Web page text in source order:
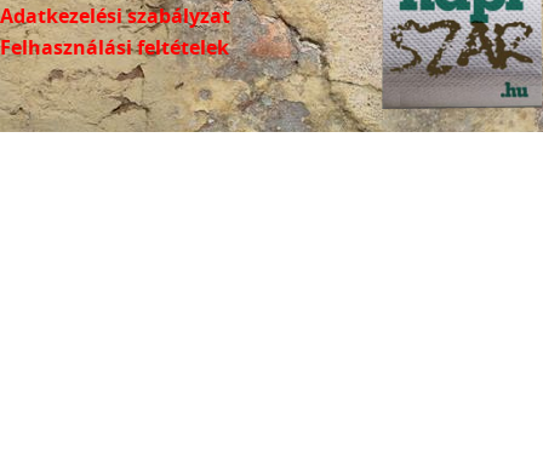
Adatkezelési szabályzat
Felhasználási feltételek